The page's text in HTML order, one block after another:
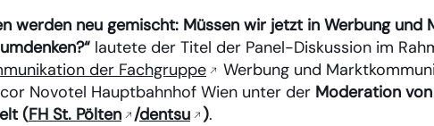
werden neu gemischt: Müssen wir jetzt in Werbung und
lautete der Titel der Panel-Diskussion im
der Fachgruppe
Werbung und
Novotel Hauptbahnhof Wien unter der Moderation
(FH St. Pölten /dentsu ).